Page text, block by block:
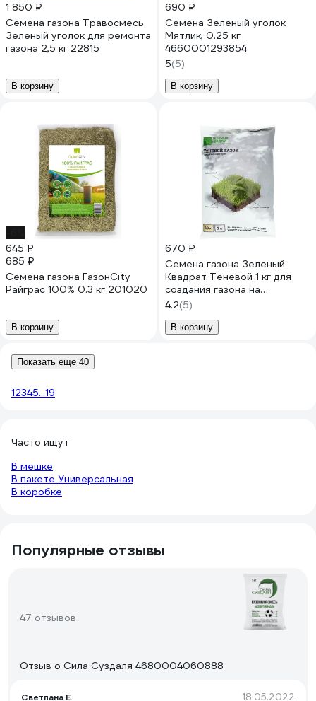
1 850 ₽
Семена газона Травосмесь
Зеленый уголок для ремонта
газона 2,5 кг 22815
В корзину
690 ₽
Семена Зеленый уголок
Мятлик, 0.25 кг
4660001293854
5(5)
В корзину
645 ₽
685 ₽
Семена газона ГазонCity
Райграс 100% 0.3 кг 201020
В корзину
670 ₽
Семена газона Зеленый
Квадрат Теневой 1 кг для
создания газона на
затененных участках
4607160331195
4.2(5)
В корзину
Показать еще 40
12345...19
Часто ищут
В мешке
В пакете Универсальная
В коробке
Популярные отзывы
47 отзывов
Отзыв о Сила Суздаля 4680004060888
Светлана Е. 18.05.2022